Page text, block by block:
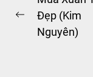
navigation
Previous
post:
Đẹp (Kim
Nguyên)